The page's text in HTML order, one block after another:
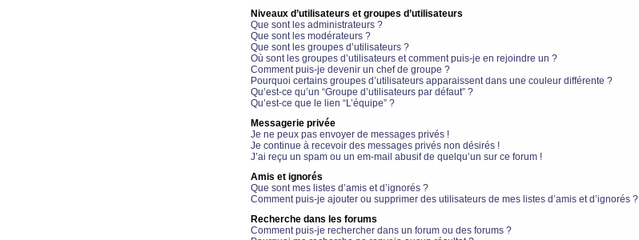
Niveaux d’utilisateurs et groupes d’utilisateurs
Que sont les administrateurs ?
Que sont les modérateurs ?
Que sont les groupes d’utilisateurs ?
Où sont les groupes d’utilisateurs et comment puis-je en rejoindre un ?
Comment puis-je devenir un chef de groupe ?
Pourquoi certains groupes d’utilisateurs apparaissent dans une couleur différente ?
Qu’est-ce qu’un “Groupe d’utilisateurs par défaut” ?
Qu’est-ce que le lien “L’équipe” ?
Messagerie privée
Je ne peux pas envoyer de messages privés !
Je continue à recevoir des messages privés non désirés !
J’ai reçu un spam ou un em-mail abusif de quelqu’un sur ce forum !
Amis et ignorés
Que sont mes listes d’amis et d’ignorés ?
Comment puis-je ajouter ou supprimer des utilisateurs de mes listes d’amis et d’ignorés ?
Recherche dans les forums
Comment puis-je rechercher dans un forum ou des forums ?